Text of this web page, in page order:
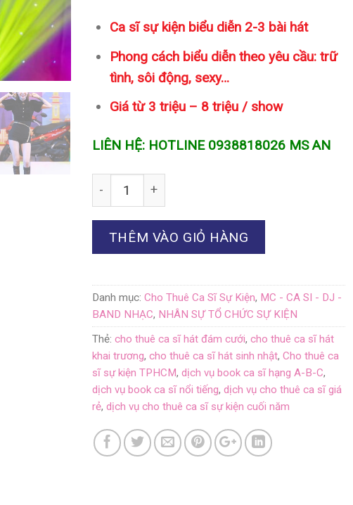
Ca sĩ sự kiện biểu diễn 2-3 bài hát
Phong cách biểu diễn theo yêu cầu: trữ
tình, sôi động, sexy…
Giá từ 3 triệu – 8 triệu / show
LIÊN HỆ: HOTLINE 0938818026 MS AN
THÊM VÀO GIỎ HÀNG
Danh mục: Cho Thuê Ca Sĩ Sự Kiện, MC - CA SI - DJ -
BAND NHẠC, NHÂN SỰ TỔ CHỨC SỰ KIỆN
Thẻ: cho thuê ca sĩ hát đám cưới, cho thuê ca sĩ hát
khai trương, cho thuê ca sĩ hát sinh nhật, Cho thuê ca
sĩ sự kiện TPHCM, dịch vụ book ca sĩ hạng A-B-C,
dịch vụ book ca sĩ nổi tiếng, dịch vụ cho thuê ca sĩ giá
rẻ, dịch vụ cho thuê ca sĩ sự kiện cuối năm